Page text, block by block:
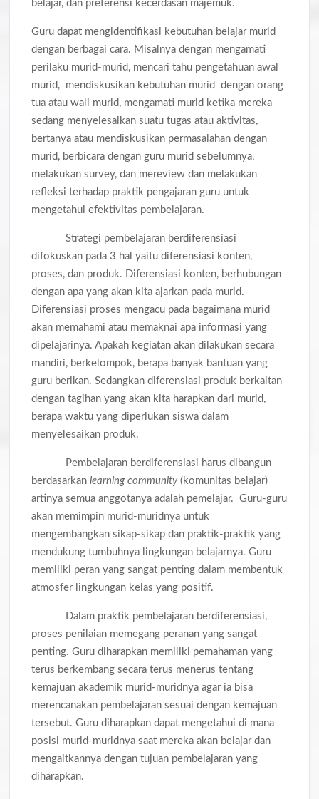
belajar, dan preferensi kecerdasan majemuk.
Guru dapat mengidentifikasi kebutuhan belajar murid
dengan berbagai cara. Misalnya dengan mengamati
perilaku murid-murid, mencari tahu pengetahuan awal
murid, mendiskusikan kebutuhan murid dengan orang
tua atau wali murid, mengamati murid ketika mereka
sedang menyelesaikan suatu tugas atau aktivitas,
bertanya atau mendiskusikan permasalahan dengan
murid, berbicara dengan guru murid sebelumnya,
melakukan survey, dan mereview dan melakukan
refleksi terhadap praktik pengajaran guru untuk
mengetahui efektivitas pembelajaran.
Strategi pembelajaran berdiferensiasi
difokuskan pada 3 hal yaitu diferensiasi konten,
proses, dan produk. Diferensiasi konten, berhubungan
dengan apa yang akan kita ajarkan pada murid.
Diferensiasi proses mengacu pada bagaimana murid
akan memahami atau memaknai apa informasi yang
dipelajarinya. Apakah kegiatan akan dilakukan secara
mandiri, berkelompok, berapa banyak bantuan yang
guru berikan. Sedangkan diferensiasi produk berkaitan
dengan tagihan yang akan kita harapkan dari murid,
berapa waktu yang diperlukan siswa dalam
menyelesaikan produk.
Pembelajaran berdiferensiasi harus dibangun
berdasarkanlearning community(komunitas belajar)
artinya semua anggotanya adalah pemelajar. Guru-guru
akan memimpin murid-muridnya untuk
mengembangkan sikap-sikap dan praktik-praktik yang
mendukung tumbuhnya lingkungan belajarnya. Guru
memiliki peran yang sangat penting dalam membentuk
atmosfer lingkungan kelas yang positif.
Dalam praktik pembelajaran berdiferensiasi,
proses penilaian memegang peranan yang sangat
penting. Guru diharapkan memiliki pemahaman yang
terus berkembang secara terus menerus tentang
kemajuan akademik murid-muridnya agar ia bisa
merencanakan pembelajaran sesuai dengan kemajuan
tersebut. Guru diharapkan dapat mengetahui di mana
posisi murid-muridnya saat mereka akan belajar dan
mengaitkannya dengan tujuan pembelajaran yang
diharapkan.